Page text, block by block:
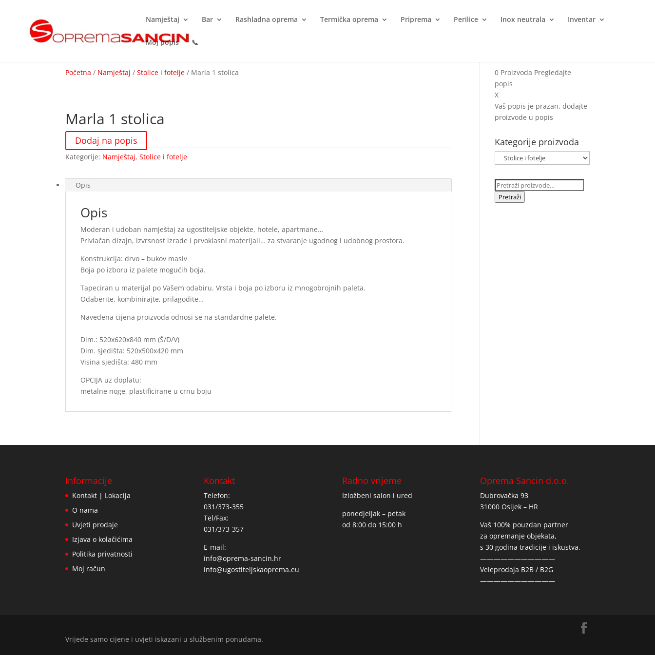
Namještaj Bar Rashladna oprema Termička oprema Priprema Perilice Inox neutrala Inventar
Moj popis 📞
Početna / Namještaj /Stolice i fotelje / Marla 1 stolica
Marla 1 stolica
Dodaj na popis
Kategorije: Namještaj,Stolice i fotelje
Opis
Opis
Moderan i udoban namještaj za ugostiteljske objekte, hotele, apartmane…
Privlačan dizajn, izvrsnost izrade i prvoklasni materijali… za stvaranje ugodnog i udobnog prostora.
Konstrukcija: drvo – bukov masiv
Boja po izboru iz palete mogućih boja.
Tapeciran u materijal po Vašem odabiru. Vrsta i boja po izboru iz mnogobrojnih paleta.
Odaberite, kombinirajte, prilagodite…
Navedena cijena proizvoda odnosi se na standardne palete.
Dim.: 520x620x840 mm (Š/D/V)
Dim. sjedišta: 520x500x420 mm
Visina sjedišta: 480 mm
OPCIJA uz doplatu:
metalne noge, plastificirane u crnu boju
0 Proizvoda Pregledajte
popis
X
Vaš popis je prazan, dodajte
proizvode u popis
Kategorije proizvoda
Pretraži:
Pretraži
Informacije
Kontakt | Lokacija
O nama
Uvjeti prodaje
Izjava o kolačićima
Politika privatnosti
Moj račun
Kontakt
Telefon:
031/373-355
Tel/Fax:
031/373-357
E-mail:
info@oprema-sancin.hr
info@ugostiteljskaoprema.eu
Radno vrijeme
Izložbeni salon i ured
ponedjeljak – petak
od 8:00 do 15:00 h
Oprema Sancin d.o.o.
Dubrovačka 93
31000 Osijek – HR
Vaš 100% pouzdan partner
za opremanje objekata,
s 30 godina tradicije i iskustva.
———————————
Veleprodaja B2B / B2G
———————————
Vrijede samo cijene i uvjeti iskazani u službenim ponudama.